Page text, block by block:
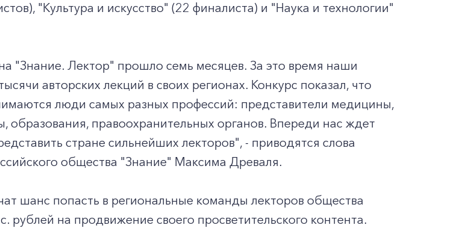
"Культура и искусство" (22 финалиста) и "Наука и технологии"
"Знание. Лектор" прошло семь месяцев. За это время наши
авторских лекций в своих регионах. Конкурс показал, что
люди самых разных профессий: представители медицины,
образования, правоохранительных органов. Впереди нас ждет
стране сильнейших лекторов", - приводятся слова
общества "Знание" Максима Древаля.
шанс попасть в региональные команды лекторов общества
рублей на продвижение своего просветительского контента.